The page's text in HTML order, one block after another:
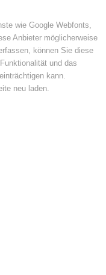
wie Google Webfonts,
Anbieter möglicherweise
können Sie diese
und das
kann.
neu laden.